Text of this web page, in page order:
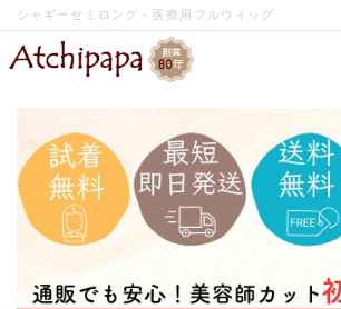
シャギーセミロング - 医療用フルウィッグ